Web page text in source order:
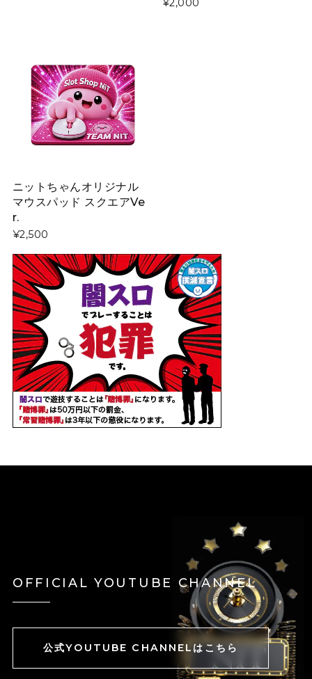
¥2,000
ニットちゃんオリジナル
マウスパッド スクエアVe
r.
¥2,500
OFFICIAL YOUTUBE CHANNEL
公式YOUTUBE CHANNELはこちら